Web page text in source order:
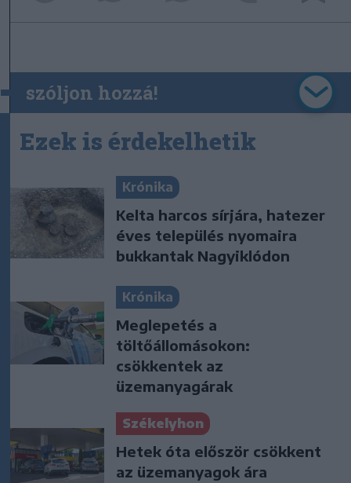
szóljon hozzá!
Ezek is érdekelhetik
Krónika
Kelta harcos sírjára, hatezer
éves település nyomaira
bukkantak Nagyiklódon
Krónika
Meglepetés a
töltőállomásokon:
csökkentek az
üzemanyagárak
Székelyhon
Hetek óta először csökkent
az üzemanyagok ára